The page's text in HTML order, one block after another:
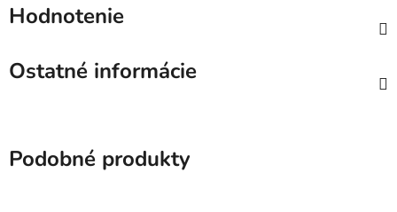
Hodnotenie
Ostatné informácie
Podobné produkty